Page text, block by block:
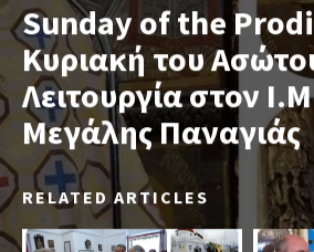
Sunday of the
Κυριακή του
Λειτουργία στον
Μεγάλης Παναγιάς
RELATED ARTICLES